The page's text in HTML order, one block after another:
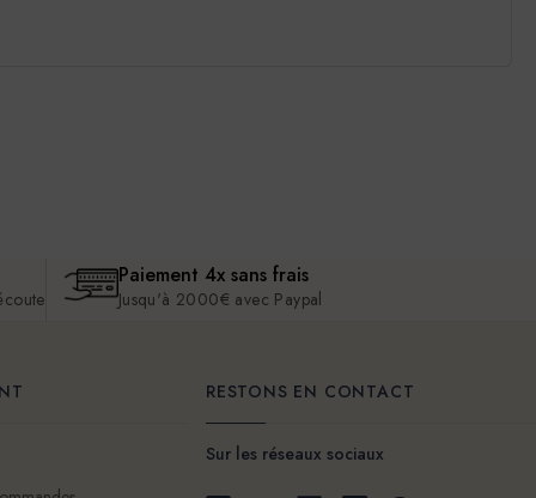
Paiement 4x sans frais
Jusqu'à 2000€ avec Paypal
RESTONS EN CONTACT
Sur les réseaux sociaux